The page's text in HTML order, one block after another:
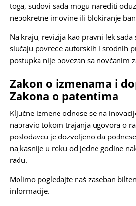
toga, sudovi sada mogu narediti
nepokretne imovine ili blokiranje
Na kraju, revizija kao pravni lek sada
slučaju povrede autorskih i srodnih
postupka nije povezan sa novčanim
Zakon o izmenama i
Zakona o patentima
Ključne izmene odnose se na
napravio tokom trajanja ugovora o
poslodavcu je dozvoljeno da
najkasnije u roku od jedne godine
radu.
Molimo pogledajte naš zaseban bilten
informacije.